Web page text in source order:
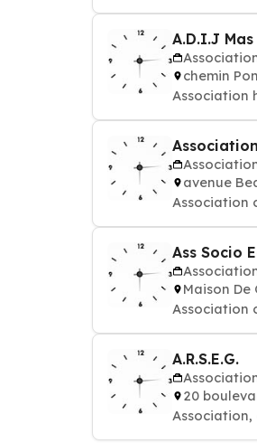
A.D.I.J Mas
chemin
Association
avenue
Association
Ass Socio
Maison De
Association
A.R.S.E.G.
20